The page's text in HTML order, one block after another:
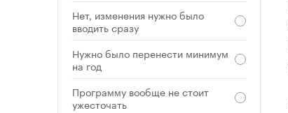
Нет, изменения нужно было
вводить сразу
Нужно было перенести минимум
на год
Программу вообще не стоит
ужесточать